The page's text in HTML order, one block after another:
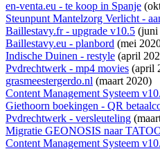
en-venta.eu - te koop in Spanje
Steunpunt Mantelzorg Verlicht -
Baillestavy.fr - upgrade v10.5 (juni
Baillestavy.eu - planbord (mei
Indische Duinen - restyle (april
Pvdrechtwerk - mp4 movies (april
grasmeestergerdo.nl (maart 2020)
Content Management Systeem
Giethoorn boekingen - QR
Pvdrechtwerk - versleuteling
Migratie GEONOSIS naar
Content Management Systeem